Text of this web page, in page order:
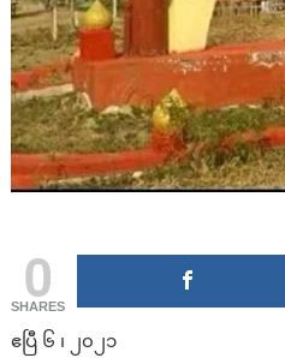
0
SHARES
ဧပြီ ၆ ၊ ၂၀၂၁